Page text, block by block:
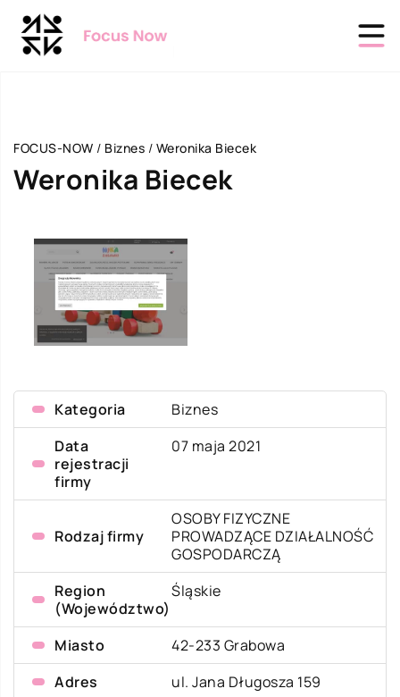
FOCUS-NOW / Biznes / Weronika Biecek
Weronika Biecek
Kategoria
Biznes
Data
rejestracji
firmy
07 maja 2021
Rodzaj firmy
OSOBY FIZYCZNE
PROWADZĄCE DZIAŁALNOŚĆ
GOSPODARCZĄ
Region
(Województwo)
Śląskie
Miasto
42-233 Grabowa
Adres
ul. Jana Długosza 159